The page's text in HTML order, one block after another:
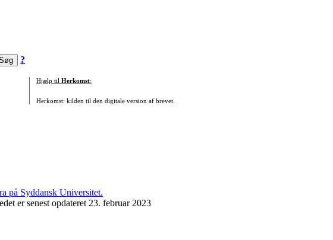
?
Hjælp til Herkomst:
Herkomst: kilden til den digitale version af brevet.
er senest opdateret 23. februar 2023